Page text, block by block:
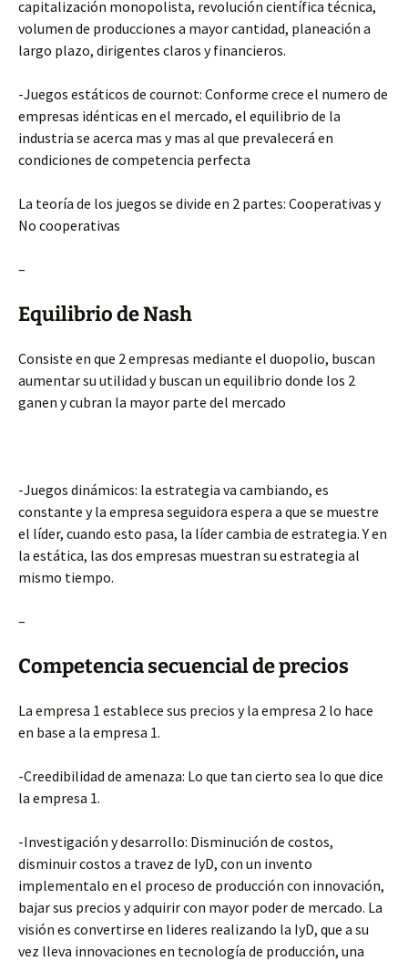
capitalización monopolista, revolución científica técnica,
volumen de producciones a mayor cantidad, planeación a
largo plazo, dirigentes claros y financieros.
-Juegos estáticos de cournot: Conforme crece el numero de
empresas idénticas en el mercado, el equilibrio de la
industria se acerca mas y mas al que prevalecerá en
condiciones de competencia perfecta
La teoría de los juegos se divide en 2 partes: Cooperativas y
No cooperativas
–
Equilibrio de Nash
Consiste en que 2 empresas mediante el duopolio, buscan
aumentar su utilidad y buscan un equilibrio donde los 2
ganen y cubran la mayor parte del mercado
-Juegos dinámicos: la estrategia va cambiando, es
constante y la empresa seguidora espera a que se muestre
el líder, cuando esto pasa, la líder cambia de estrategia. Y en
la estática, las dos empresas muestran su estrategia al
mismo tiempo.
–
Competencia secuencial de precios
La empresa 1 establece sus precios y la empresa 2 lo hace
en base a la empresa 1.
-Creedibilidad de amenaza: Lo que tan cierto sea lo que dice
la empresa 1.
-Investigación y desarrollo: Disminución de costos,
disminuir costos a travez de IyD, con un invento
implementalo en el proceso de producción con innovación,
bajar sus precios y adquirir con mayor poder de mercado. La
visión es convertirse en lideres realizando la IyD, que a su
vez lleva innovaciones en tecnología de producción, una